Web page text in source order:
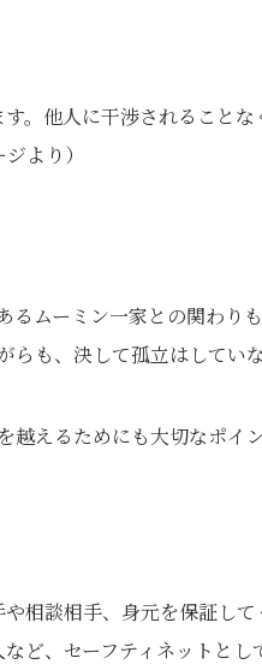
。他人に干渉されること
より）
るムーミン一家との関わり
も、決して孤立はしていな
越えるためにも大切なポイ
相談相手、身元を保証し
ど、セーフティネットと